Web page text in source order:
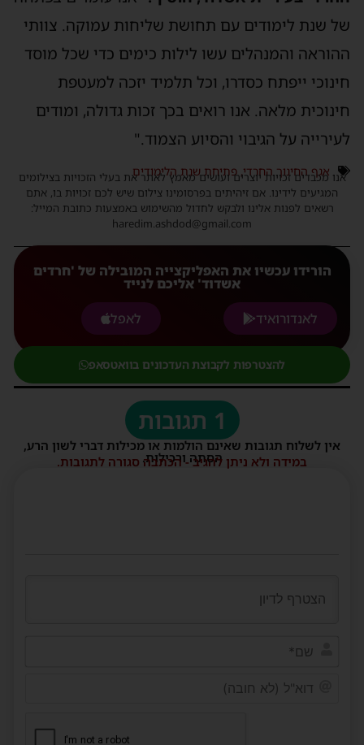
של שנת לימודים עם תחושת שליחות עמוקה. צוותי
ההוראה והמנהלים עשו לילות כימים כדי שכל מוסד
חינוכי ייפתח כסדרו, וכל תלמיד יזכה למעטפת
חינוכית מלאה. אנו רואים בכך זכות גדולה, ומודים
לעירייה על הגיבוי והסיוע הצמוד."
אגף החינוך החרדי, פתיחת שנת הלימודים
אנו מכבדים זכויות יוצרים ועושים מאמץ לאתר את בעלי הזכויות בצילומים
המגיעים לידינו. אם זיהיתים בפרסומינו צילום שיש לכם זכויות בו, אתם
רשאים לפנות אלינו ולבקש לחדול מהשימוש באמצעות כתובת המייל:
haredim.ashdod@gmail.com
הורידו עכשיו את האפליקצייה המובילה של 'חרדים
אשדוד' אליכם לנייד
לאנדורואיד
לאפל
להצטרפות לקבוצת העדכונים בוואטסאפ
1 תגובות
אין לשלוח תגובות שאינם הולמות או מכילות דברי לשון הרע,
הסתה ורכילות.
במידה ולא ניתן להגיב - הכתבה סגורה לתגובות.